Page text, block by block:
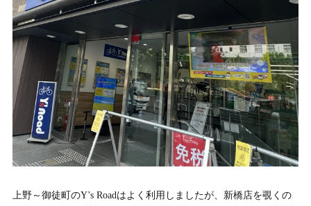
上野～御徒町のY’s Roadはよく利用しましたが、新橋店を覗くの